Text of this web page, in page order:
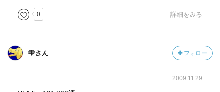
0 詳細をみる
雫さん フォロー
2009.11.29